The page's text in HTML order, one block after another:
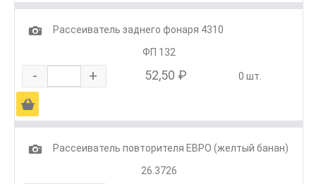
1
Рассеиватель заднего фонаря 4310
ФП 132
- + 52,50 ₽ 0 шт.
Ä
1
Рассеиватель повторителя ЕВРО (желтый банан)
26.3726